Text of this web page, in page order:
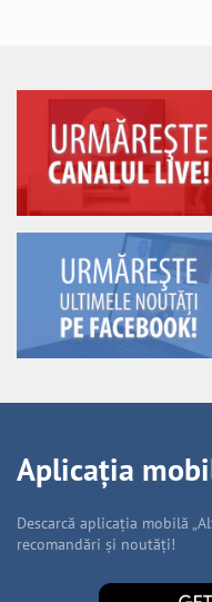
Aplicația
Descarcă aplicația mobilă
recomandări și noutăți!